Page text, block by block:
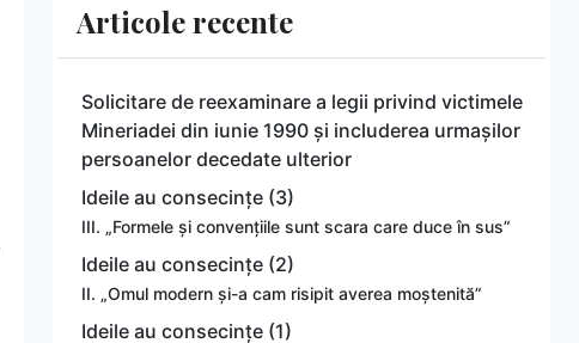
Articole recente
Solicitare de reexaminare a legii privind victimele
Mineriadei din iunie 1990 și includerea urmașilor
persoanelor decedate ulterior
Ideile au consecințe (3)
III. „Formele și convențiile sunt scara care duce în sus”
Ideile au consecințe (2)
II. „Omul modern și-a cam risipit averea moștenită”
Ideile au consecințe (1)